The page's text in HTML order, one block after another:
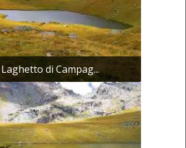
Laghetto di Campag...